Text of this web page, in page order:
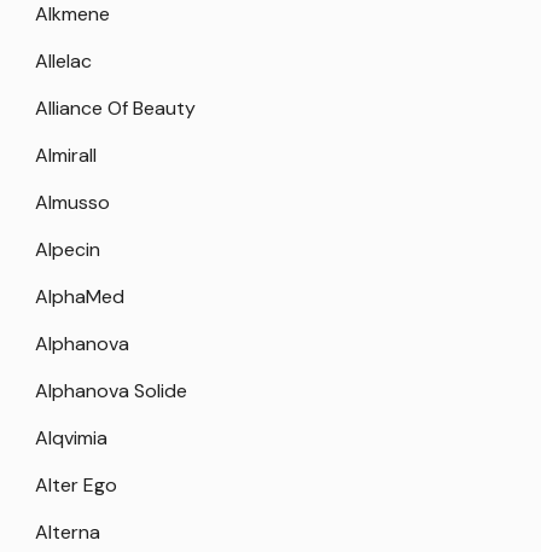
Alkmene
Allelac
Alliance Of Beauty
Almirall
Almusso
Alpecin
AlphaMed
Alphanova
Alphanova Solide
Alqvimia
Alter Ego
Alterna